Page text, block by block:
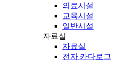
의료시설
교육시설
일반시설
자료실
자료실
전자 카다로그